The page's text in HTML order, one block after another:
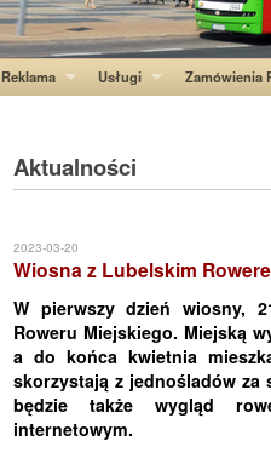
Reklama Usługi Zamówienia
Aktualności
2023-03-20
Wiosna z Lubelskim
W pierwszy dzień wiosny,
Roweru Miejskiego. Miejską
a do końca kwietnia
skorzystają z jednośladów za
będzie także wygląd
internetowym.